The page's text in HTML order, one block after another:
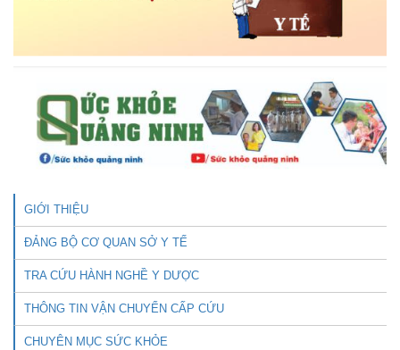
GIỚI THIỆU
ĐẢNG BỘ CƠ QUAN SỞ Y TẾ
TRA CỨU HÀNH NGHỀ Y DƯỢC
THÔNG TIN VẬN CHUYỂN CẤP CỨU
CHUYÊN MỤC SỨC KHỎE